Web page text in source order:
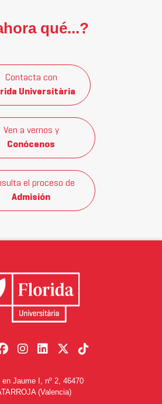
qué...?
Contacta con
Universitària
Ven a vernos y
Conócenos
el proceso de
Admisión
en Jaume I, nº 2, 46470
(Valencia)